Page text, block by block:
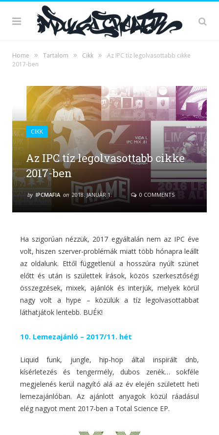
Home » Tartalom » Cikk »
Az IPC tíz legolvasottabb cikke
2017-ben
CIKK
Az IPC tíz legolvasottabb cikke
2017-ben
by IPCMAFIA on 2018. JANUÁR 1. 0 COMMENTS
Ha szigorúan nézzük, 2017 egyáltalán nem az IPC éve
volt, hiszen szerver-problémák miatt több hónapra leállt
az oldalunk. Ettől függetlenül a hosszúra nyúlt szünet
előtt és után is születtek írások, közös szerkesztőségi
összegzések, mixek, ajánlók és interjúk, melyek körül
nagy volt a hype – közülük a tíz legolvasottabbat
láthatjátok lentebb. BUÉK!
10. Lemezajánló – 2017/11. hét
Liquid funk, jungle, hip-hop által inspirált dnb,
kísérletezés és tengermély, dubos zenék… sokféle
megjelenés kerül nagyító alá az év elején született heti
lemezajánlóban. Az ajánlott anyagok közül ráadásul
elég nagyot ment 2017-ben a Total Science EP.